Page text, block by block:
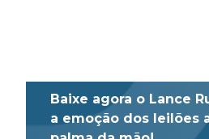
Baixe agora o Lance
a emoção dos leilões